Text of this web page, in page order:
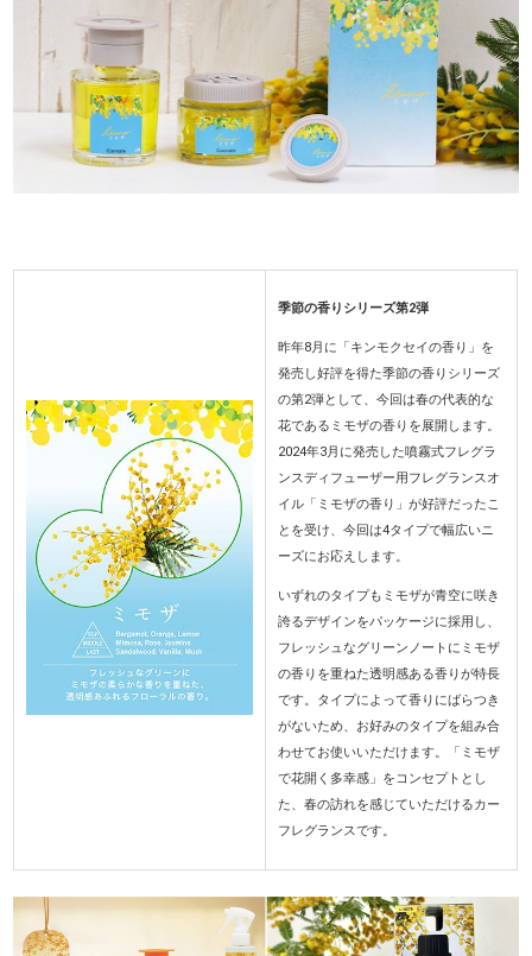
季節の香りシリーズ第2弾
昨年8月に「キンモクセイの香り」を
発売し好評を得た季節の香りシリーズ
の第2弾として、今回は春の代表的な
花であるミモザの香りを展開します。
2024年3月に発売した噴霧式フレグラ
ンスディフューザー用フレグランスオ
イル「ミモザの香り」が好評だったこ
とを受け、今回は4タイプで幅広いニ
ーズにお応えします。
いずれのタイプもミモザが青空に咲き
誇るデザインをパッケージに採用し、
フレッシュなグリーンノートにミモザ
の香りを重ねた透明感ある香りが特長
です。タイプによって香りにばらつき
がないため、お好みのタイプを組み合
わせてお使いいただけます。「ミモザ
で花開く多幸感」をコンセプトとし
た、春の訪れを感じていただけるカー
フレグランスです。